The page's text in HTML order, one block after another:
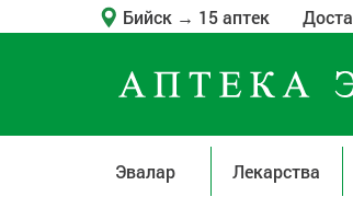
Бийск → 15 аптек
Эвалар Лекарства